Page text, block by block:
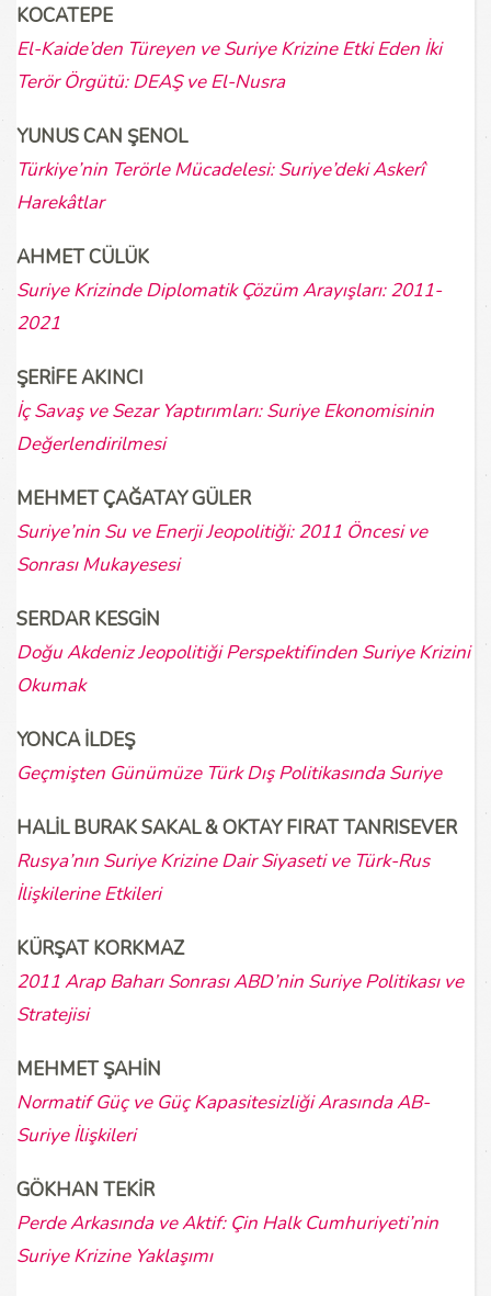
KOCATEPE
El-Kaide’den Türeyen ve Suriye Krizine Etki Eden İki
Terör Örgütü: DEAŞ ve El-Nusra
YUNUS CAN ŞENOL
Türkiye’nin Terörle Mücadelesi: Suriye’deki Askerî
Harekâtlar
AHMET CÜLÜK
Suriye Krizinde Diplomatik Çözüm Arayışları: 2011-
2021
ŞERİFE AKINCI
İç Savaş ve Sezar Yaptırımları: Suriye Ekonomisinin
Değerlendirilmesi
MEHMET ÇAĞATAY GÜLER
Suriye’nin Su ve Enerji Jeopolitiği: 2011 Öncesi ve
Sonrası Mukayesesi
SERDAR KESGİN
Doğu Akdeniz Jeopolitiği Perspektifinden Suriye Krizini
Okumak
YONCA İLDEŞ
Geçmişten Günümüze Türk Dış Politikasında Suriye
HALİL BURAK SAKAL & OKTAY FIRAT TANRISEVER
Rusya’nın Suriye Krizine Dair Siyaseti ve Türk-Rus
İlişkilerine Etkileri
KÜRŞAT KORKMAZ
2011 Arap Baharı Sonrası ABD’nin Suriye Politikası ve
Stratejisi
MEHMET ŞAHİN
Normatif Güç ve Güç Kapasitesizliği Arasında AB-
Suriye İlişkileri
GÖKHAN TEKİR
Perde Arkasında ve Aktif: Çin Halk Cumhuriyeti’nin
SuriyeKrizine Yaklaşımı